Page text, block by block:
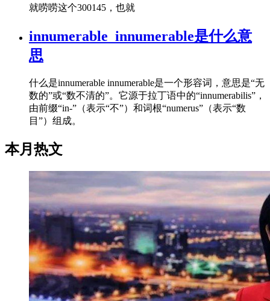
就唠唠这个300145，也就
innumerable_innumerable是什么意
思
什么是innumerable innumerable是一个形容词，意思是“无
数的”或“数不清的”。它源于拉丁语中的“innumerabilis”，
由前缀“in-”（表示“不”）和词根“numerus”（表示“数
目”）组成。
本月热文